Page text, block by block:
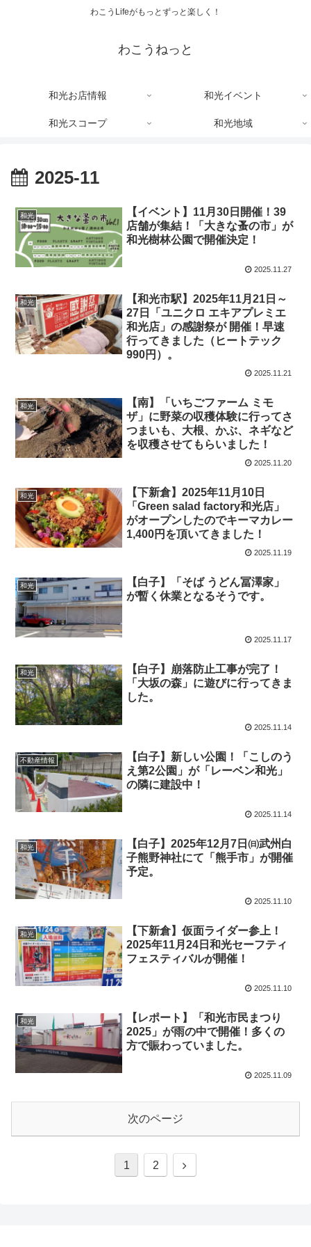
わこうLifeがもっとずっと楽しく！
わこうねっと
和光お店情報 和光イベント
和光スコープ 和光地域
2025-11
和光
【イベント】11月30日開催！39
店舗が集結！「大きな蚤の市」が
和光樹林公園で開催決定！
2025.11.27
和光
【和光市駅】2025年11月21日～
27日「ユニクロ エキアプレミエ
和光店」の感謝祭が 開催！早速
行ってきました（ヒートテック
990円）。
2025.11.21
和光
【南】「いちごファーム ミモ
ザ」に野菜の収穫体験に行ってさ
つまいも、大根、かぶ、ネギなど
を収穫させてもらいました！
2025.11.20
和光
【下新倉】2025年11月10日
「Green salad factory和光店」
がオープンしたのでキーマカレー
1,400円を頂いてきました！
2025.11.19
和光
【白子】「そば うどん冨澤家」
が暫く休業となるそうです。
2025.11.17
和光
【白子】崩落防止工事が完了！
「大坂の森」に遊びに行ってきま
した。
2025.11.14
不動産情報
【白子】新しい公園！「こしのう
え第2公園」が「レーベン和光」
の隣に建設中！
2025.11.14
和光
【白子】2025年12月7日㈰武州白
子熊野神社にて「熊手市」が開催
予定。
2025.11.10
和光
【下新倉】仮面ライダー参上！
2025年11月24日和光セーフティ
フェスティバルが開催！
2025.11.10
和光
【レポート】「和光市民まつり
2025」が雨の中で開催！多くの
方で賑わっていました。
2025.11.09
次のページ
1 2